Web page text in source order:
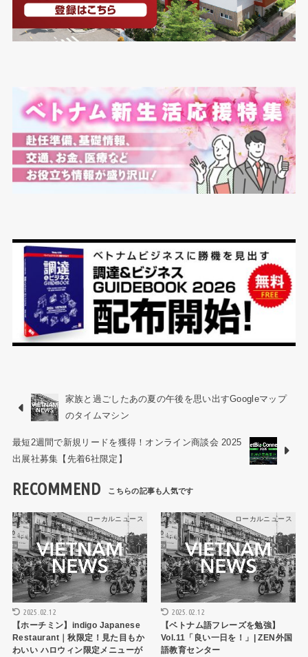
家族と過ごしたあの夏の午後を思い出すGoogleマップ
のタイムマシン
最短2週間で新規リードを獲得！オンライン商談会 2025
出展社募集【先着6社限定】
RECOMMEND
ローカルニュース
2025.02.12
【ホーチミン】indigo Japanese
Restaurant｜秋限定！見た目もか
わいい ハロウィン限定メニューが
ローカルニュース
2025.02.12
【ベトナム語フレーズを勉強】
Vol.11「良い一日を！」| ZEN外国
語教育センター